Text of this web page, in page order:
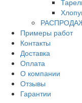
Примеры работ
Контакты
Доставка
Оплата
О компании
Отзывы
Гарантии